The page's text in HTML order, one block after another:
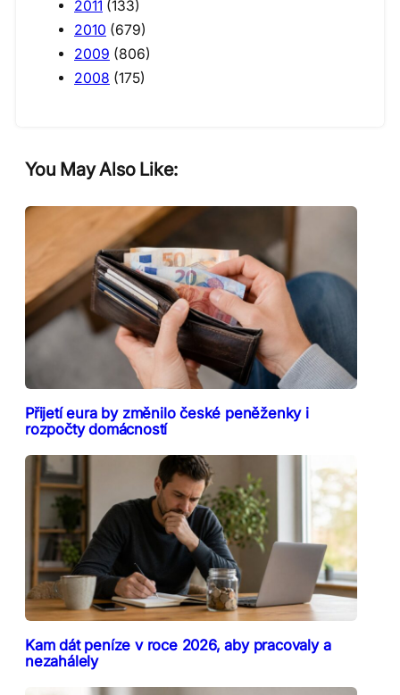
2011 (133)
2010 (679)
2009 (806)
2008 (175)
You May Also Like:
Přijetí eura by změnilo české peněženky i
rozpočty domácností
Kam dát peníze v roce 2026, aby pracovaly a
nezahálely